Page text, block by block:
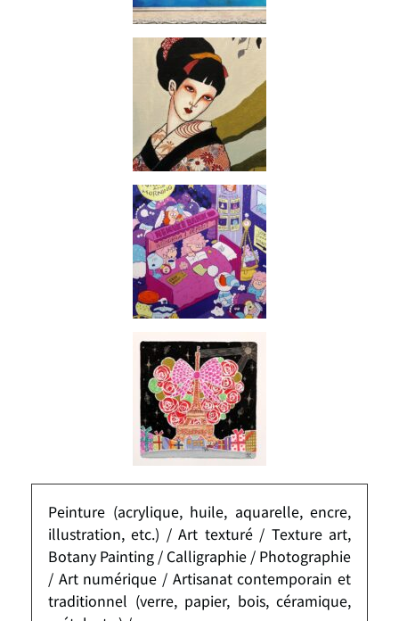
Peinture (acrylique, huile, aquarelle, encre,
illustration, etc.) / Art texturé / Texture art,
Botany Painting / Calligraphie / Photographie
/ Art numérique / Artisanat contemporain et
traditionnel (verre, papier, bois, céramique,